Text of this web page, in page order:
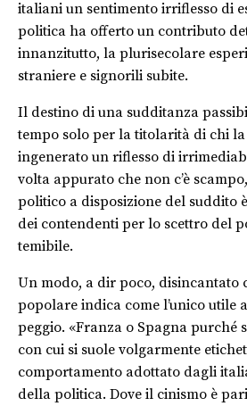
italiani un sentimento irriflesso di
politica ha offerto un contributo
innanzitutto, la plurisecolare
straniere e signorili subite.
Il destino di una sudditanza
tempo solo per la titolarità di chi
ingenerato un riflesso di
volta appurato che non c’è
politico a disposizione del suddito
dei contendenti per lo scettro del
temibile.
Un modo, a dir poco, disincantato
popolare indica come l’unico utile
peggio. «Franza o Spagna purché
con cui si suole volgarmente
comportamento adottato dagli
della politica. Dove il cinismo è